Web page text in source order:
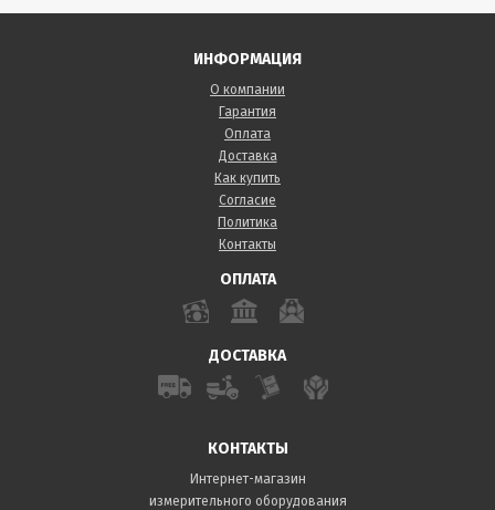
ИНФОРМАЦИЯ
О компании
Гарантия
Оплата
Доставка
Как купить
Согласие
Политика
Контакты
ОПЛАТА
ДОСТАВКА
КОНТАКТЫ
Интернет-магазин
измерительного оборудования